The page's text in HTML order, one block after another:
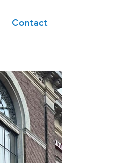
Contact